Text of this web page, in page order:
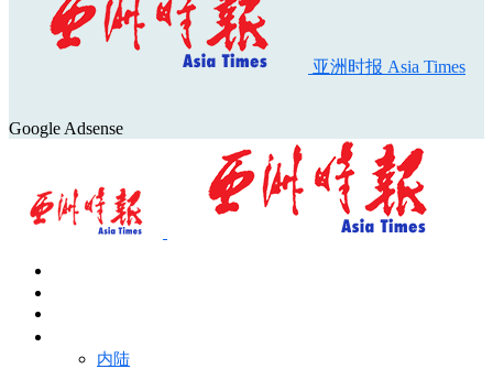
亚洲时报 Asia Times
Google Adsense
内陆